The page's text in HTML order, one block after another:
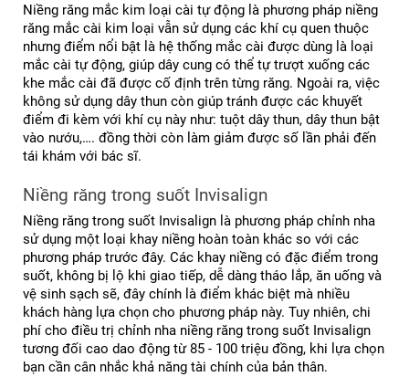
Niềng răng mắc kim loại cài tự động là phương pháp niềng
răng mắc cài kim loại vẫn sử dụng các khí cụ quen thuộc
nhưng điểm nổi bật là hệ thống mắc cài được dùng là loại
mắc cài tự động, giúp dây cung có thể tự trượt xuống các
khe mắc cài đã được cố định trên từng răng. Ngoài ra, việc
không sử dụng dây thun còn giúp tránh được các khuyết
điểm đi kèm với khí cụ này như: tuột dây thun, dây thun bật
vào nướu,…. đồng thời còn làm giảm được số lần phải đến
tái khám với bác sĩ.
Niềng răng trong suốt Invisalign
Niềng răng trong suốt Invisalign là phương pháp chỉnh nha
sử dụng một loại khay niềng hoàn toàn khác so với các
phương pháp trước đây. Các khay niềng có đặc điểm trong
suốt, không bị lộ khi giao tiếp, dễ dàng tháo lắp, ăn uống và
vệ sinh sạch sẽ, đây chính là điểm khác biệt mà nhiều
khách hàng lựa chọn cho phương pháp này. Tuy nhiên, chi
phí cho điều trị chỉnh nha niềng răng trong suốt Invisalign
tương đối cao dao động từ 85 - 100 triệu đồng, khi lựa chọn
bạn cần cân nhắc khả năng tài chính của bản thân.